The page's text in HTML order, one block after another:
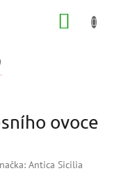
ovoce
Antica Sicilia